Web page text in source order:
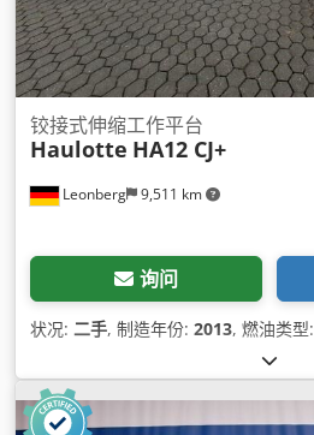
Leonberg 9,511 km
铰接式伸缩工作平台
Haulotte HA12 CJ+
询问
状况: 二手, 制造年份: 2013, 燃油类型: